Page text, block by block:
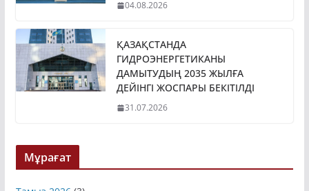
04.08.2026
ҚАЗАҚСТАНДА
ГИДРОЭНЕРГЕТИКАНЫ
ДАМЫТУДЫҢ 2035 ЖЫЛҒА
ДЕЙІНГІ ЖОСПАРЫ БЕКІТІЛДІ
31.07.2026
Мұрағат